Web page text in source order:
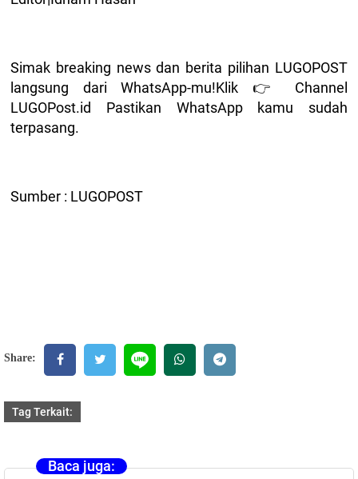
Simak breaking news dan berita pilihan LUGOPOST
langsung dari WhatsApp-mu!Klik 👉 Channel
LUGOPost.id Pastikan WhatsApp kamu sudah
terpasang.
Sumber : LUGOPOST
Share:
Tag Terkait:
Baca juga: